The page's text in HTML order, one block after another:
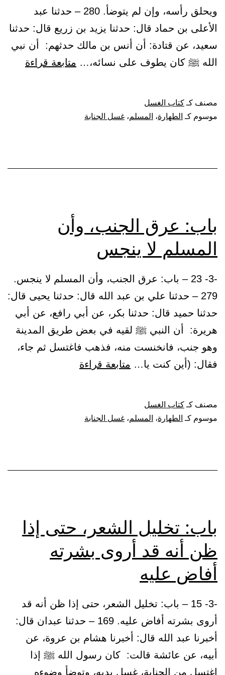
الدم
ويحلق رأسه، وإن لم يتوضأ. 280 – حدثنا عبد
الأعلى بن حماد قال: حدثنا يزيد بن زريع قال: حدثنا
سعيد، عن قتادة: أن أنس بن مالك حدثهم: أن نبي
الله ﷺ كان يطوف على نسائه،… متابعة قراءة
مصنف كـ كتاب الغسل
موسوم كـ الطهارة، المسلم، غسل الجنابة
باب: عرق الجنب، وأن
المسلم لا ينجس
-3- 23 – باب: عرق الجنب، وأن المسلم لا ينجس.
279 – حدثنا علي بن عبد الله قال: حدثنا يحيى قال:
حدثنا حميد قال: حدثنا بكر، عن أبي رافع، عن أبي
هريرة: أن النبي ﷺ لقيه في بعض طريق المدينة
وهو جنب، فانخنست منه، فذهب فاغتسل ثم جاء،
فقال: (أين كنت يا… متابعة قراءة
مصنف كـ كتاب الغسل
موسوم كـ الطهارة، المسلم، غسل الجنابة
باب: تخليل الشعر، حتى إذا
ظن أنه قد أروى بشرته
أفاض عليه
-3- 15 – باب: تخليل الشعر، حتى إذا ظن أنه قد
أروى بشرته أفاض عليه. 169 – حدثنا عبدان قال:
أخبرنا عبد الله قال: أخبرنا هشام بن عروة، عن
أبيه، عن عائشة قالت: كان رسول الله ﷺ إذا
اغتسل من الجنابة، غسل يديه، وتوضأ وضوءه